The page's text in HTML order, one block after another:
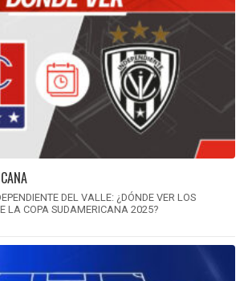
DEL VALLE: ¿DÓNDE VER LOS
LA COPA SUDAMERICANA 2025?